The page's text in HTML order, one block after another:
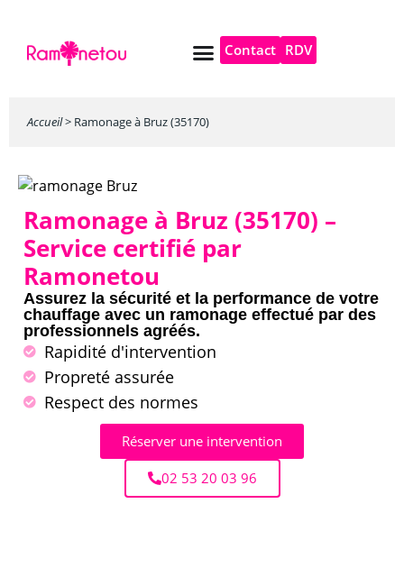
Contact RDV
Accueil> Ramonage à Bruz (35170)
Ramonage à Bruz (35170) –
Service certifié par
Ramonetou
Assurez la sécurité et la performance de votre
chauffage avec un ramonage effectué par des
professionnels agréés.
Rapidité d'intervention
Propreté assurée
Respect des normes
Réserver une intervention
02 53 20 03 96